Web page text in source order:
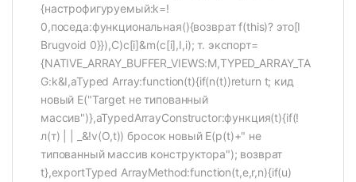
{настрофигуруемый:k=!
0,поседа:функциональная(){возврат f(this)? это[I
Brugvoid 0}}),C)c[i]&m(c[i],I,i); т. экспорт=
{NATIVE_ARRAY_BUFFER_VIEWS:M,TYPED_ARRAY_TA
G:k&I,aTyped Array:function(t){if(n(t))return t; кид
новый E("Target не типованный
массив")},aTypedArrayConstructor:функция(t){if(!
л(т) | | _&!v(O,t)) бросок новый E(p(t)+" не
типованный массив конструктора"); возврат
t},exportTyped ArrayMethod:function(t,e,r,n){if(u)